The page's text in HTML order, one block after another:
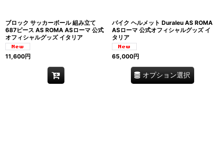
ブロック サッカーボール 組み立て
687ピース AS ROMA ASローマ 公式
オフィシャルグッズ イタリア
11,600円
バイク ヘルメット Duraleu AS ROMA
ASローマ 公式オフィシャルグッズ イ
タリア
65,000円
オプション選択